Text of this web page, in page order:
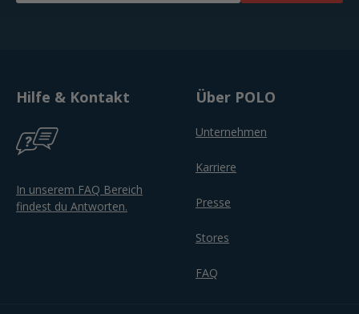
Hilfe & Kontakt
In unserem FAQ Bereich
findest du Antworten.
Über POLO
Unternehmen
Karriere
Presse
Stores
FAQ